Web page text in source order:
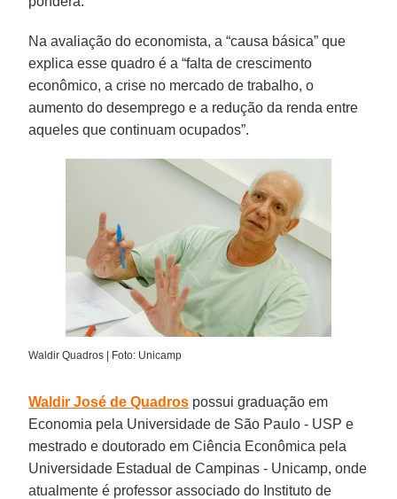
Na avaliação do economista, a “causa básica” que
explica esse quadro é a “falta de crescimento
econômico, a crise no mercado de trabalho, o
aumento do desemprego e a redução da renda entre
aqueles que continuam ocupados”.
Waldir Quadros | Foto: Unicamp
Waldir José de Quadros possui graduação em
Economia pela Universidade de São Paulo - USP e
mestrado e doutorado em Ciência Econômica pela
Universidade Estadual de Campinas - Unicamp, onde
atualmente é professor associado do Instituto de